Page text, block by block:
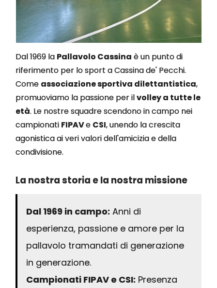
Dal 1969 la Pallavolo Cassina è un punto di
riferimento per lo sport a Cassina de' Pecchi.
Come associazione sportiva dilettantistica,
promuoviamo la passione per ilvolley a tutte le
età. Le nostre squadre scendono in campo nei
campionati FIPAVe CSI, unendo la crescita
agonistica ai veri valori dell'amicizia e della
condivisione.
La nostra storia e la nostra missione
Dal 1969 in campo: Anni di
esperienza, passione e amore per la
pallavolo tramandati di generazione
in generazione.
Campionati FIPAV e CSI: Presenza